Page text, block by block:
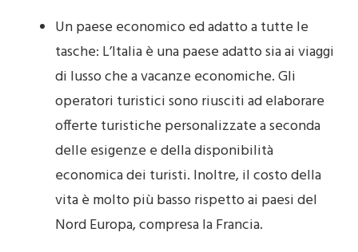
Un paese economico ed adatto a tutte le
tasche: L’Italia è una paese adatto sia ai viaggi
di lusso che a vacanze economiche. Gli
operatori turistici sono riusciti ad elaborare
offerte turistiche personalizzate a seconda
delle esigenze e della disponibilità
economica dei turisti. Inoltre, il costo della
vita è molto più basso rispetto ai paesi del
Nord Europa, compresa la Francia.